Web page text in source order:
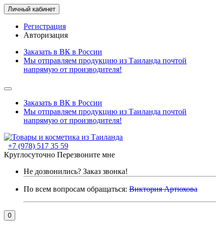
Личный кабинет
Регистрация
Авторизация
Заказать в ВК в России
Мы отправляем продукцию из Таиланда почтой
напрямую от производителя!
Заказать в ВК в России
Мы отправляем продукцию из Таиланда почтой
напрямую от производителя!
+7 (978) 517 35 59
Круглосуточно Перезвоните мне
Не дозвонились? Заказ звонка!
По всем вопросам обращаться: Виктория Артюхова
0